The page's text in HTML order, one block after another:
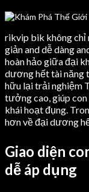
rikvip bik không chỉ
giản and dễ dàng
hoàn hảo giữa đại
dương hết tài năng
hữu lại trải nghiệm
tưởng cao, giúp
khái hoạt đụng.
hơn về đại dương
Giao diện
dễ áp dụng